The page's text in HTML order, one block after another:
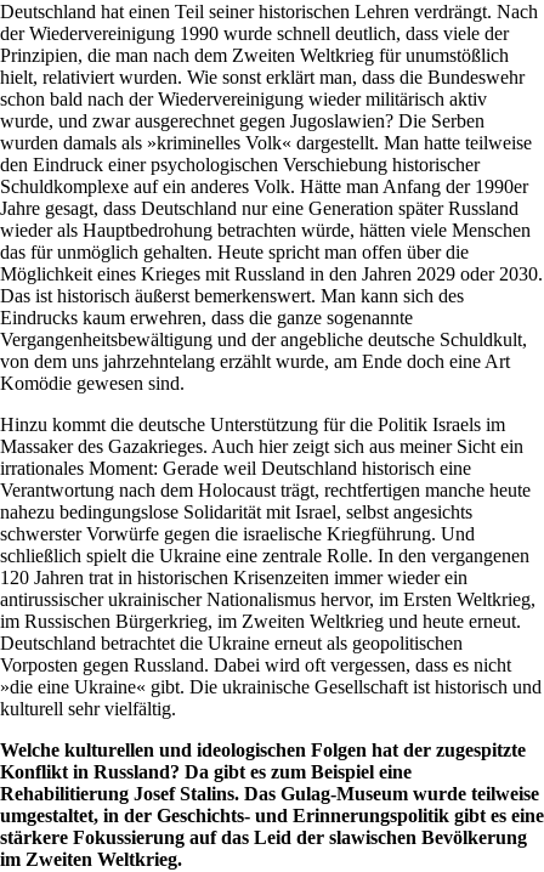
Deutschland hat einen Teil seiner historischen Lehren verdrängt. Nach
der Wiedervereinigung 1990 wurde schnell deutlich, dass viele der
Prinzipien, die man nach dem Zweiten Weltkrieg für unumstößlich
hielt, relativiert wurden. Wie sonst erklärt man, dass die Bundeswehr
schon bald nach der Wiedervereinigung wieder militärisch aktiv
wurde, und zwar ausgerechnet gegen Jugoslawien? Die Serben
wurden damals als »kriminelles Volk« dargestellt. Man hatte teilweise
den Eindruck einer psychologischen Verschiebung historischer
Schuldkomplexe auf ein anderes Volk. Hätte man Anfang der 1990er
Jahre gesagt, dass Deutschland nur eine Generation später Russland
wieder als Hauptbedrohung betrachten würde, hätten viele Menschen
das für unmöglich gehalten. Heute spricht man offen über die
Möglichkeit eines Krieges mit Russland in den Jahren 2029 oder 2030.
Das ist historisch äußerst bemerkenswert. Man kann sich des
Eindrucks kaum erwehren, dass die ganze sogenannte
Vergangenheitsbewältigung und der angebliche deutsche Schuldkult,
von dem uns jahrzehntelang erzählt wurde, am Ende doch eine Art
Komödie gewesen sind.
Hinzu kommt die deutsche Unterstützung für die Politik Israels im
Massaker des Gazakrieges. Auch hier zeigt sich aus meiner Sicht ein
irrationales Moment: Gerade weil Deutschland historisch eine
Verantwortung nach dem Holocaust trägt, rechtfertigen manche heute
nahezu bedingungslose Solidarität mit Israel, selbst angesichts
schwerster Vorwürfe gegen die israelische Kriegführung. Und
schließlich spielt die Ukraine eine zentrale Rolle. In den vergangenen
120 Jahren trat in historischen Krisenzeiten immer wieder ein
antirussischer ukrainischer Nationalismus hervor, im Ersten Weltkrieg,
im Russischen Bürgerkrieg, im Zweiten Weltkrieg und heute erneut.
Deutschland betrachtet die Ukraine erneut als geopolitischen
Vorposten gegen Russland. Dabei wird oft vergessen, dass es nicht
»die eine Ukraine« gibt. Die ukrainische Gesellschaft ist historisch und
kulturell sehr vielfältig.
Welche kulturellen und ideologischen Folgen hat der zugespitzte
Konflikt in Russland? Da gibt es zum Beispiel eine
Rehabilitierung Josef Stalins. Das Gulag-Museum wurde teilweise
umgestaltet, in der Geschichts- und Erinnerungspolitik gibt es eine
stärkere Fokussierung auf das Leid der slawischen Bevölkerung
im Zweiten Weltkrieg.